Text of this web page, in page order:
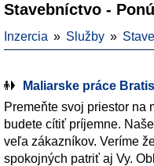
Stavebníctvo -
Inzercia Služby
Maliarske práce
Premeňte svoj priestor na
budete cítiť príjemne.
veľa zákazníkov. Veríme
spokojných patriť aj Vy.